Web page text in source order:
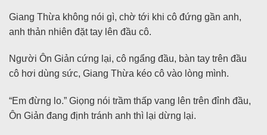
Giang Thừa không nói gì, chờ tới khi cô đứng gần anh,
anh thản nhiên đặt tay lên đầu cô.
Người Ôn Giản cứng lại, cô ngẩng đầu, bàn tay trên đầu
cô hơi dùng sức, Giang Thừa kéo cô vào lòng mình.
“Em đừng lo.” Giọng nói trầm thấp vang lên trên đỉnh đầu,
Ôn Giản đang định tránh anh thì lại dừng lại.